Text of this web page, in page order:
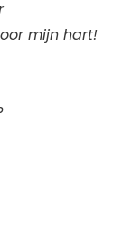
mijn hart!